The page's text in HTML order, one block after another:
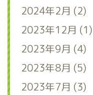
2024年2月 (2)
2023年12月 (1)
2023年9月 (4)
2023年8月 (5)
2023年7月 (3)